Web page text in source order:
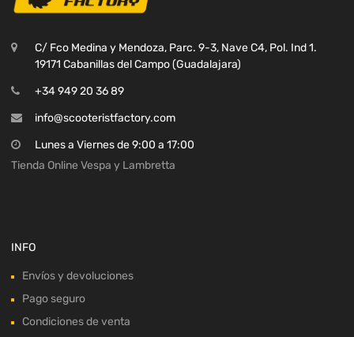
C/ Fco Medina y Mendoza, Parc. 9-3, Nave C4, Pol. Ind 1.
19171 Cabanillas del Campo (Guadalajara)
+34 949 20 36 89
info@scooteristfactory.com
Lunes a Viernes de 9:00 a 17:00
Tienda Online Vespa y Lambretta
INFO
Envíos y devoluciones
Pago seguro
Condiciones de venta